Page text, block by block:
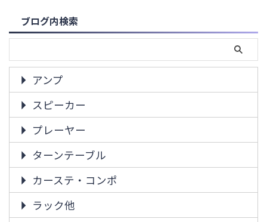
ブログ内検索
アンプ
スピーカー
プレーヤー
ターンテーブル
カーステ・コンポ
ラック他